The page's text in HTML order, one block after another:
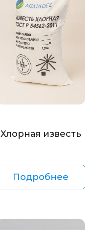
Хлорная известь
Подробнее